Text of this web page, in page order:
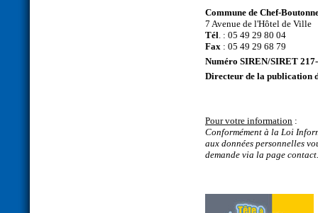
Commune de Chef-
7 Avenue de l'Hôtel de Ville
Tél. : 05 49 29 80 04
Fax : 05 49 29 68 79
Numéro SIREN/SIRET
Directeur de la publication
Pour votre information :
Conformément à la Loi
aux données personnelles
demande via la page contact.